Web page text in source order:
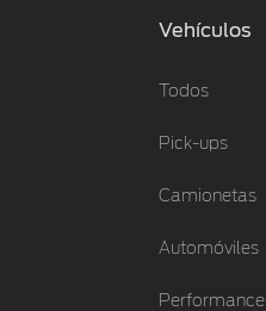
Vehículos
Todos
Pick-ups
Camionetas
Automóviles
Performance